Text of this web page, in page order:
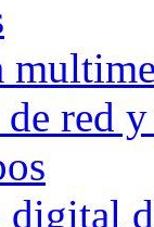
red